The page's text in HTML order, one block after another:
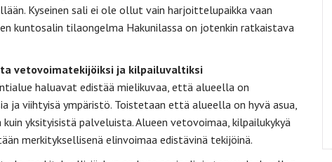
Kyseinen sali ei ole ollut vain harjoittelupaikka vaan
kuntosalin tilaongelma Hakunilassa on jotenkin ratkaistava
vetovoimatekijöiksi ja kilpailuvaltiksi
haluavat edistää mielikuvaa, että alueella on
ja viihtyisä ympäristö. Toistetaan että alueella on hyvä asua,
yksityisistä palveluista. Alueen vetovoimaa, kilpailukykyä
merkityksellisenä elinvoimaa edistävinä tekijöinä.